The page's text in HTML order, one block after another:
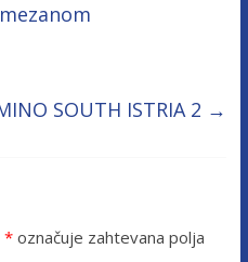
SOUTH ISTRIA 2 →
*označuje zahtevana polja